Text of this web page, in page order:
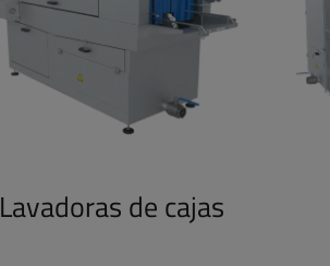
Lavadoras de cajas